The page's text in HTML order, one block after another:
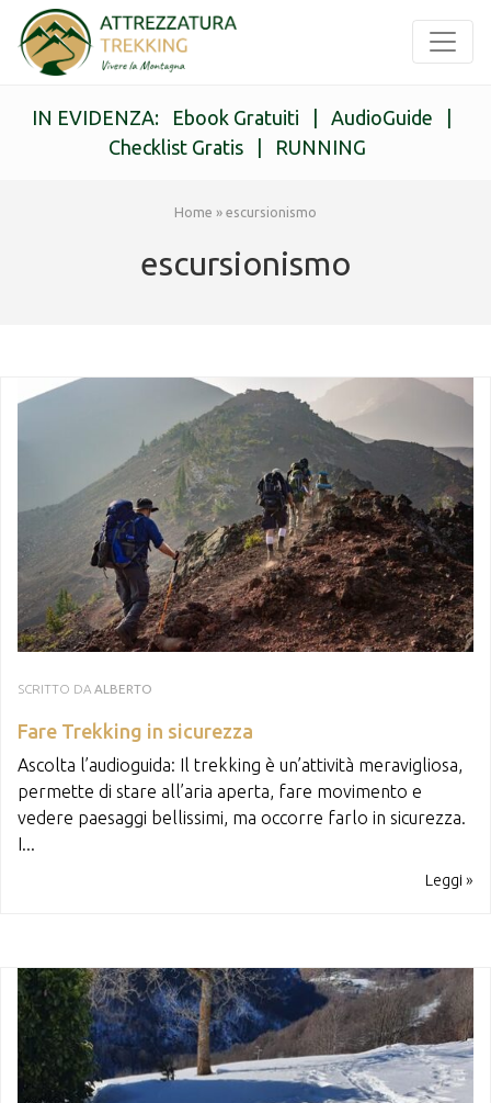
IN EVIDENZA: Ebook Gratuiti AudioGuide
Checklist Gratis| RUNNING
Home » escursionismo
escursionismo
SCRITTO DA ALBERTO
Fare Trekking in sicurezza
Ascolta l’audioguida: Il trekking è un’attività meravigliosa,
permette di stare all’aria aperta, fare movimento e
vedere paesaggi bellissimi, ma occorre farlo in sicurezza.
I...
Leggi »